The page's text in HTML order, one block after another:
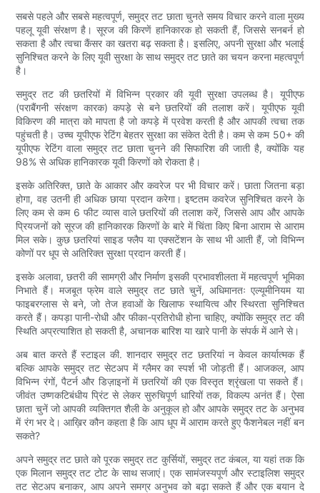
सबसे पहले और सबसे महत्वपूर्ण, समुद्र तट छाता चुनते समय विचार करने वाला मुख्य
पहलू यूवी संरक्षण है। सूरज की किरणें हानिकारक हो सकती हैं, जिससे सनबर्न हो
सकता है और त्वचा कैंसर का खतरा बढ़ सकता है। इसलिए, अपनी सुरक्षा और भलाई
सुनिश्चित करने के लिए यूवी सुरक्षा के साथ समुद्र तट छाते का चयन करना महत्वपूर्ण
है।
समुद्र तट की छतरियों में विभिन्न प्रकार की यूवी सुरक्षा उपलब्ध है। यूपीएफ
(पराबैंगनी संरक्षण कारक) कपड़े से बने छतरियों की तलाश करें। यूपीएफ यूवी
विकिरण की मात्रा को मापता है जो कपड़े में प्रवेश करती है और आपकी त्वचा तक
पहुंचती है। उच्च यूपीएफ रेटिंग बेहतर सुरक्षा का संकेत देती है। कम से कम 50+ की
यूपीएफ रेटिंग वाला समुद्र तट छाता चुनने की सिफारिश की जाती है, क्योंकि यह
98% से अधिक हानिकारक यूवी किरणों को रोकता है।
इसके अतिरिक्त, छाते के आकार और कवरेज पर भी विचार करें। छाता जितना बड़ा
होगा, वह उतनी ही अधिक छाया प्रदान करेगा। इष्टतम कवरेज सुनिश्चित करने के
लिए कम से कम 6 फीट व्यास वाले छतरियों की तलाश करें, जिससे आप और आपके
प्रियजनों को सूरज की हानिकारक किरणों के बारे में चिंता किए बिना आराम से आराम
मिल सके। कुछ छतरियां साइड फ्लैप या एक्सटेंशन के साथ भी आती हैं, जो विभिन्न
कोणों पर धूप से अतिरिक्त सुरक्षा प्रदान करती हैं।
इसके अलावा, छतरी की सामग्री और निर्माण इसकी प्रभावशीलता में महत्वपूर्ण भूमिका
निभाते हैं। मजबूत फ्रेम वाले समुद्र तट छाते चुनें, अधिमानतः एल्यूमीनियम या
फाइबरग्लास से बने, जो तेज हवाओं के खिलाफ स्थायित्व और स्थिरता सुनिश्चित
करते हैं। कपड़ा पानी-रोधी और फीका-प्रतिरोधी होना चाहिए, क्योंकि समुद्र तट की
स्थिति अप्रत्याशित हो सकती है, अचानक बारिश या खारे पानी के संपर्क में आने से।
अब बात करते हैं स्टाइल की. शानदार समुद्र तट छतरियां न केवल कार्यात्मक हैं
बल्कि आपके समुद्र तट सेटअप में ग्लैमर का स्पर्श भी जोड़ती हैं। आजकल, आप
विभिन्न रंगों, पैटर्न और डिज़ाइनों में छतरियों की एक विस्तृत श्रृंखला पा सकते हैं।
जीवंत उष्णकटिबंधीय प्रिंट से लेकर सुरुचिपूर्ण धारियों तक, विकल्प अनंत हैं। ऐसा
छाता चुनें जो आपकी व्यक्तिगत शैली के अनुकूल हो और आपके समुद्र तट के अनुभव
में रंग भर दे। आख़िर कौन कहता है कि आप धूप में आराम करते हुए फैशनेबल नहीं बन
सकते?
अपने समुद्र तट छाते को पूरक समुद्र तट कुर्सियों, समुद्र तट कंबल, या यहां तक ​​कि
एक मिलान समुद्र तट टोट के साथ सजाएं। एक सामंजस्यपूर्ण और स्टाइलिश समुद्र
तट सेटअप बनाकर, आप अपने समग्र अनुभव को बढ़ा सकते हैं और एक बयान दे